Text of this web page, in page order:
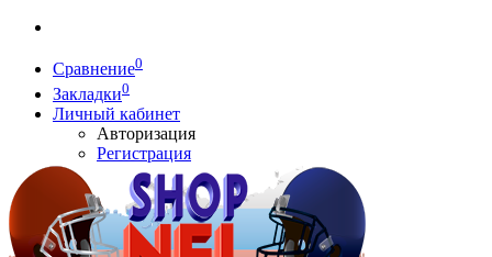
Сравнение0
Закладки0
Личный кабинет
Авторизация
Регистрация